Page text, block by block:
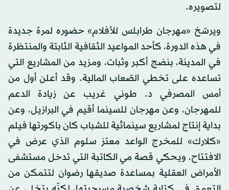
لتصويره.
ويرسّخ «مهرجان طرابلس للأفلام» حضوره لمرة جديدة
في هذه الدورة، كأحد المواعيد الثقافية الثابتة والمنتظرة
في المدينة، بنضج أكبر وثبات، ومزيد من المشاريع التي
تساعده على تخطي الصّعاب المالية. وقد أعلن أول من
أمس المصرفي د. طوني غريب عن زيادة الدعم
للمهرجان، وعن مهرجان للسينما أقيم في البرازيل، وعن
بداية إنتاج لمشاريع سينمائية للشباب كان باكورتها فيلم
«كلارك» للمخرج الواعد معتز سلوم الذي عرض في
الافتتاح، ويحكي قصة مي الكاتبة التي تدخل مستشفى
الأمراض العقلية بمساعدة صديقها رضوان لتتمكن من